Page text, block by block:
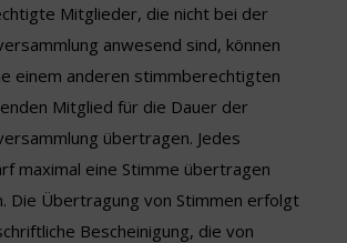
Mitglieder, die nicht bei der
anwesend sind, können
einem anderen stimmberechtigten
Mitglied für die Dauer der
übertragen. Jedes
maximal eine Stimme übertragen
Die Übertragung von Stimmen erfolgt
Bescheinigung, die von